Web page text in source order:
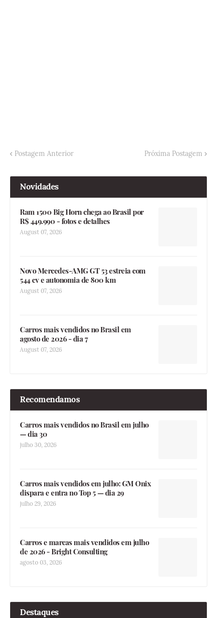
Postagem Anterior Próxima Postagem
Novidades
Ram 1500 Big Horn chega ao Brasil por
R$ 449.990 - fotos e detalhes
August 07, 2026
Novo Mercedes-AMG GT 53 estreia com
544 cv e autonomia de 800 km
August 07, 2026
Carros mais vendidos no Brasil em
agosto de 2026 - dia 7
August 07, 2026
Recomendamos
Carros mais vendidos no Brasil em julho
— dia 30
julho 30, 2026
Carros mais vendidos em julho: GM Onix
dispara e entra no Top 5 — dia 29
julho 29, 2026
Carros e marcas mais vendidos em julho
de 2026 - Bright Consulting
agosto 03, 2026
Destaques